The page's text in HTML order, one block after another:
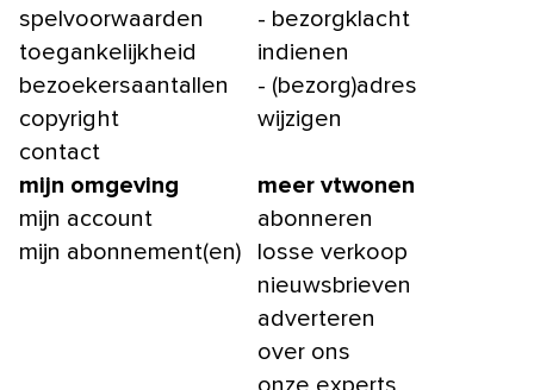
spelvoorwaarden
toegankelijkheid
bezoekersaantallen
copyright
contact
- bezorgklacht
indienen
- (bezorg)adres
wijzigen
mijn omgeving
mijn account
mijn abonnement(en)
meer vtwonen
abonneren
losse verkoop
nieuwsbrieven
adverteren
over ons
onze experts